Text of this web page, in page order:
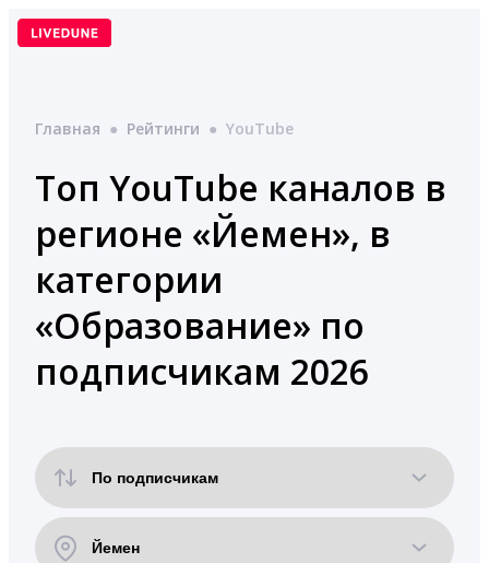
Перейти
Главная ● Рейтинги ● YouTube
Топ YouTube каналов в
регионе «Йемен», в
категории
«Образование» по
подписчикам 2026